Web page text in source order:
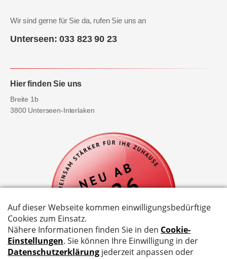
Wir sind gerne für Sie da, rufen Sie uns an
Unterseen: 033 823 90 23
Hier finden Sie uns
Breite 1b
3800 Unterseen-Interlaken